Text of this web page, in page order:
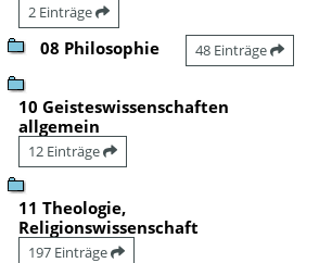
2 Einträge
08 Philosophie 48 Einträge
10 Geisteswissenschaften
allgemein
12 Einträge
11 Theologie,
Religionswissenschaft
197 Einträge